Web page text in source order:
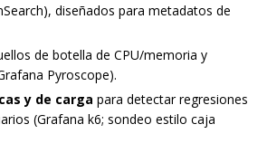
diseñados para metadatos de
de botella de CPU/memoria y
Pyroscope).
y de carga para detectar regresiones
(Grafana k6; sondeo estilo caja